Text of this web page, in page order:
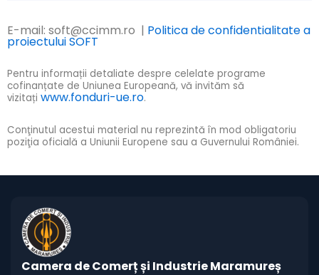
E-mail: soft@ccimm.ro | Politica de confidentialitate a
proiectului SOFT
Pentru informații detaliate despre celelate programe
cofinanțate de Uniunea Europeană, vă invităm să
vizitați www.fonduri-ue.ro.
Conţinutul acestui material nu reprezintă în mod obligatoriu
poziţia oficială a Uniunii Europene sau a Guvernului României.
Camera de Comerț și Industrie Maramureș